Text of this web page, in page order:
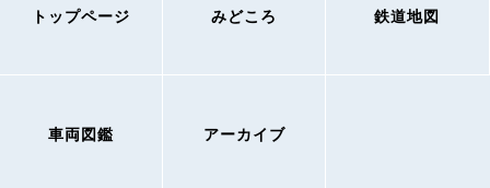
トップページ みどころ 鉄道地図
車両図鑑 アーカイブ